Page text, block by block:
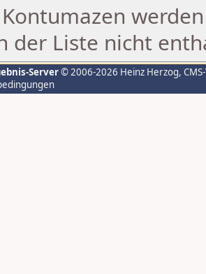
Kontumazen
der Liste nicht
Server© 2006-2026 Heinz Herzog,